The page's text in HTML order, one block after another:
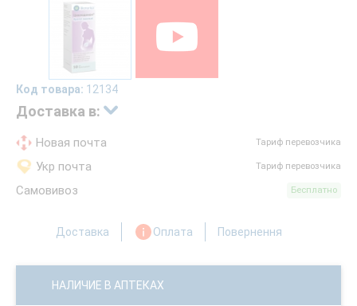
Код товара: 12134
Доставка в:
Новая почта Тариф перевозчика
Укр почта Тариф перевозчика
Самовивоз Бесплатно
Доставка Оплата Повернення
НАЛИЧИЕ В АПТЕКАХ